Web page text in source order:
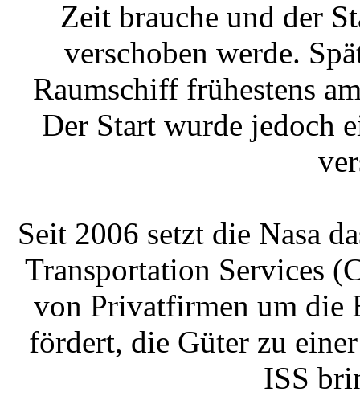
Zeit brauche und der
verschoben werde.
Raumschiff frühestens
Der Start wurde jedoch
Seit 2006 setzt die Nasa
Transportation Services
von Privatfirmen um die
fördert, die Güter zu
ISS